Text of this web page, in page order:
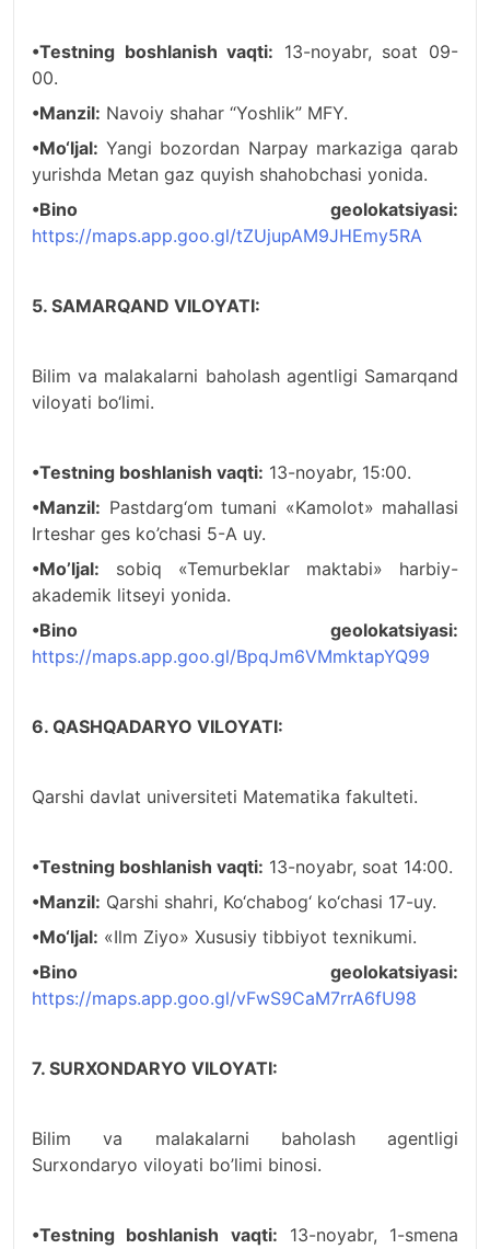
•Testning boshlanish vaqti: 13-noyabr, soat 09-
00.
•Manzil: Navoiy shahar “Yoshlik” MFY.
•Mo‘ljal: Yangi bozordan Narpay markaziga qarab
yurishda Metan gaz quyish shahobchasi yonida.
•Bino geolokatsiyasi:
https://maps.app.goo.gl/tZUjupAM9JHEmy5RA
5. SAMARQAND VILOYATI:
Bilim va malakalarni baholash agentligi Samarqand
viloyati bo‘limi.
•Testning boshlanish vaqti: 13-noyabr, 15:00.
•Manzil: Pastdarg‘om tumani «Kamolot» mahallasi
Irteshar ges ko’chasi 5-A uy.
•Mo’ljal: sobiq «Temurbeklar maktabi» harbiy-
akademik litseyi yonida.
•Bino geolokatsiyasi:
https://maps.app.goo.gl/BpqJm6VMmktapYQ99
6. QASHQADARYO VILOYATI:
Qarshi davlat universiteti Matematika fakulteti.
•Testning boshlanish vaqti: 13-noyabr, soat 14:00.
•Manzil: Qarshi shahri, Ko‘chabog‘ ko‘chasi 17-uy.
•Mo‘ljal: «Ilm Ziyo» Xususiy tibbiyot texnikumi.
•Bino geolokatsiyasi:
https://maps.app.goo.gl/vFwS9CaM7rrA6fU98
7. SURXONDARYO VILOYATI:
Bilim va malakalarni baholash agentligi
Surxondaryo viloyati bo’limi binosi.
•Testning boshlanish vaqti: 13-noyabr, 1-smena